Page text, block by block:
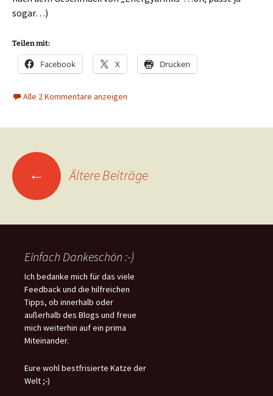
sogar…)
Teilen mit:
Facebook X Drucken
Alle 2 Kommentare anzeigen
Beitragsnavigation
← Ältere Beiträge
Einfach Dankeschön :-)
Ich bedanke mich für das viele
Feedback und die hilfreichen
Tipps, ob innerhalb oder
außerhalb des Blogs und freue
mich weiterhin auf ein prima
Miteinander.
Eure wohl bestfrisierte Katze der
Welt ;-)